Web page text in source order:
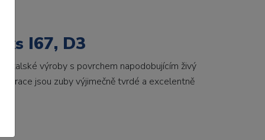
I67, D3
italské výroby s povrchem napodobujícím živý
jsou zuby výjimečně tvrdé a excelentně